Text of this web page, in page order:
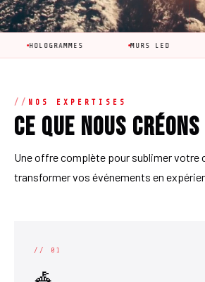
NOS EXPERTISES
Ce que nous créons
Une offre complète pour sublimer votre
transformer vos événements en
// 01